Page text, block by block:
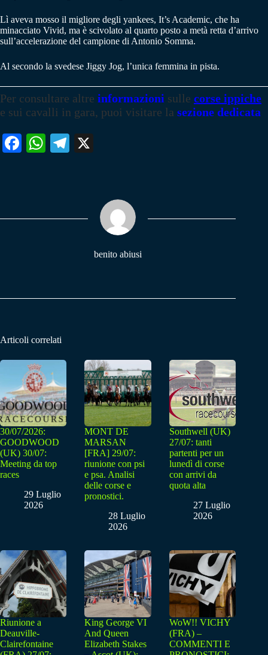
Lì aveva mosso il migliore degli yankees, It’s Academic, che ha
minacciato Vivid, ma è scivolato al quarto posto a metà retta d’arrivo
sull’accelerazione del campione di Antonio Somma.
Al secondo la svedese Jiggy Jog, l’unica femmina in pista.
Per consultare altre informazioni sulle corse ippiche
e sui cavalli in gara, puoi visitare la sezione dedicata
Fa W
pp
Te
m
benito abiusi
Articoli correlati
30/07/2026:
GOODWOOD
(UK) 30/07:
Meeting da top
races
29 Luglio
2026
MONT DE
MARSAN
[FRA] 29/07:
riunione con psi
e psa. Analisi
delle corse e
pronostici.
28 Luglio
2026
Southwell (UK)
27/07: tanti
partenti per un
lunedì di corse
con arrivi da
quota alta
27 Luglio
2026
Riunione a
Deauville-
Clairefontaine
King George VI
And Queen
Elizabeth Stakes
WoW!! VICHY
(FRA) –
COMMENTI E